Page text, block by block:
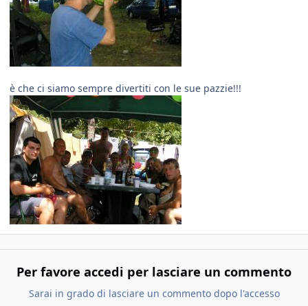
è che ci siamo sempre divertiti con le sue pazzie!!!
Per favore accedi per lasciare un commento
Sarai in grado di lasciare un commento dopo l'accesso